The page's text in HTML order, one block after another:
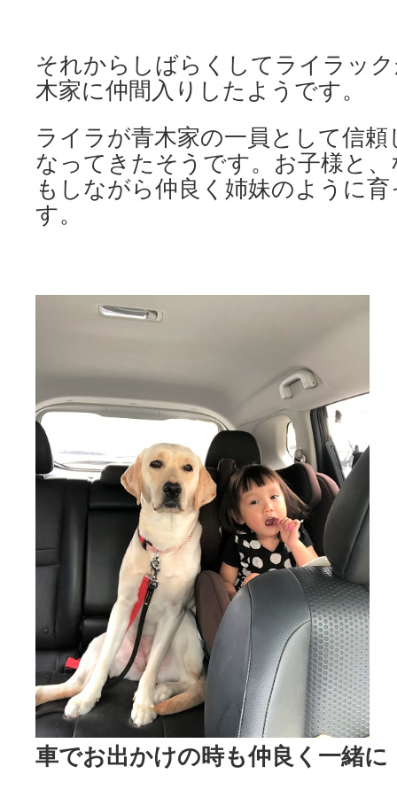
それからしばらくしてライラッ
木家に仲間入りしたようです。
ライラが青木家の一員として信
なってきたそうです。お子様と
もしながら仲良く姉妹のように
す。
車でお出かけの時も仲良く一緒に